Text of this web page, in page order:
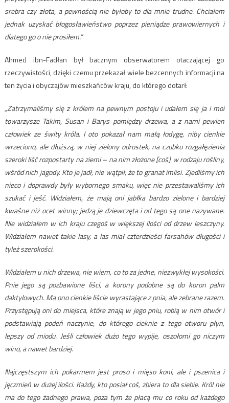
srebra czy złota, a pewnością nie byłoby to dla mnie trudne. Chciałem
jednak uzyskać błogosławieństwo poprzez pieniądze prawowiernych i
dlatego go o nie prosiłem.”
Ahmed ibn-Fadłan był bacznym obserwatorem otaczającej go
rzeczywistości, dzięki czemu przekazał wiele bezcennych informacji na
ten życia i obyczajów mieszkańców kraju, do którego dotarł:
„Zatrzymaliśmy się z królem na pewnym postoju i udałem się ja i moi
towarzysze Takim, Susan i Barys pomiędzy drzewa, a z nami pewien
człowiek ze świty króla. I oto pokazał nam małą łodygę, niby cienkie
wrzeciono, ale dłuższą, w niej zielony odrostek, na czubku rozgałęzienia
szeroki liść rozpostarty na ziemi – na nim złożone [coś] w rodzaju rośliny,
wśród nich jagody. Kto je jadł, nie wątpił, że to granat imlisi. Zjedliśmy ich
nieco i doprawdy były wybornego smaku, więc nie przestawaliśmy ich
szukać i jeść. Widziałem, że mają oni jabłka bardzo zielone i bardziej
kwaśne niż ocet winny; jedzą je dziewczęta i od tego są one nazywane.
Nie widziałem w ich kraju czegoś w większej ilości od drzew leszczyny.
Widziałem nawet takie lasy, a las miał czterdzieści farsahów długości i
tyleż szerokości.
Widziałem u nich drzewa, nie wiem, co to za jedne, niezwykłej wysokości.
Pnie jego są pozbawione liści, a korony podobne są do koron palm
daktylowych. Ma ono cienkie liście wyrastające z pnia, ale zebrane razem.
Przystępują oni do miejsca, które znają w jego pniu, robią w nim otwór i
podstawiają podeń naczynie, do którego cieknie z tego otworu płyn,
lepszy od miodu. Jeśli człowiek dużo tego wypije, oszołomi go niczym
wino, a nawet bardziej.
Najczęstszym ich pokarmem jest proso i mięso koni, ale i pszenica i
jęczmień w dużej ilości. Każdy, kto posiał coś, zbiera to dla siebie. Król nie
ma do tego żadnego prawa, poza tym że płacą mu co roku od każdego